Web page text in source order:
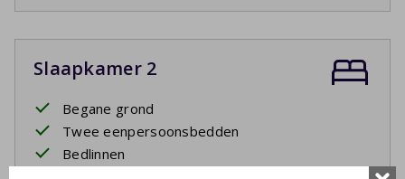
Slaapkamer 2
Begane grond
Twee eenpersoonsbedden
Bedlinnen